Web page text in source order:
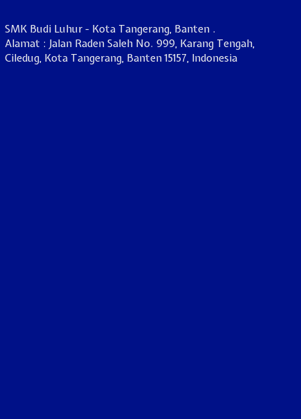
SMK Budi Luhur - Kota Tangerang, Banten .
Alamat : Jalan Raden Saleh No. 999, Karang Tengah,
Ciledug, Kota Tangerang, Banten 15157, Indonesia